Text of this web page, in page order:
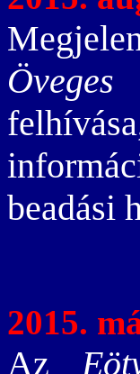
beadási
2015.
Az